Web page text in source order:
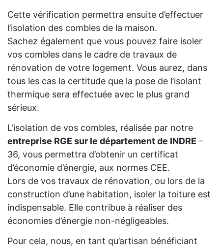
Cette vérification permettra ensuite d’effectuer
l’isolation des combles de la maison.
Sachez également que vous pouvez faire isoler
vos combles dans le cadre de travaux de
rénovation de votre logement. Vous aurez, dans
tous les cas la certitude que la pose de l’isolant
thermique sera effectuée avec le plus grand
sérieux.
L’isolation de vos combles, réalisée par notre
entreprise RGE sur le département de INDRE –
36, vous permettra d’obtenir un certificat
d’économie d’énergie, aux normes CEE.
Lors de vos travaux de rénovation, ou lors de la
construction d’une habitation, isoler la toiture est
indispensable. Elle contribue à réaliser des
économies d’énergie non-négligeables.
Pour cela, nous, en tant qu’artisan bénéficiant